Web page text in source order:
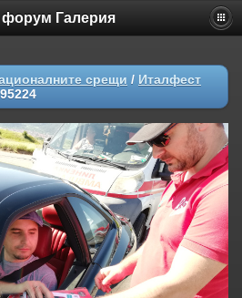
Галерия
срещи / Италфест